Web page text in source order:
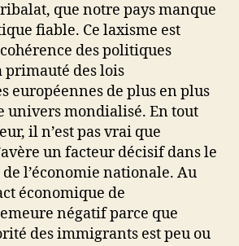
que notre pays manque
fiable. Ce laxisme est
des politiques
primauté des lois
européennes de plus en plus
univers mondialisé. En tout
il n’est pas vrai que
un facteur décisif dans le
l’économie nationale. Au
économique de
négatif parce que
des immigrants est peu ou